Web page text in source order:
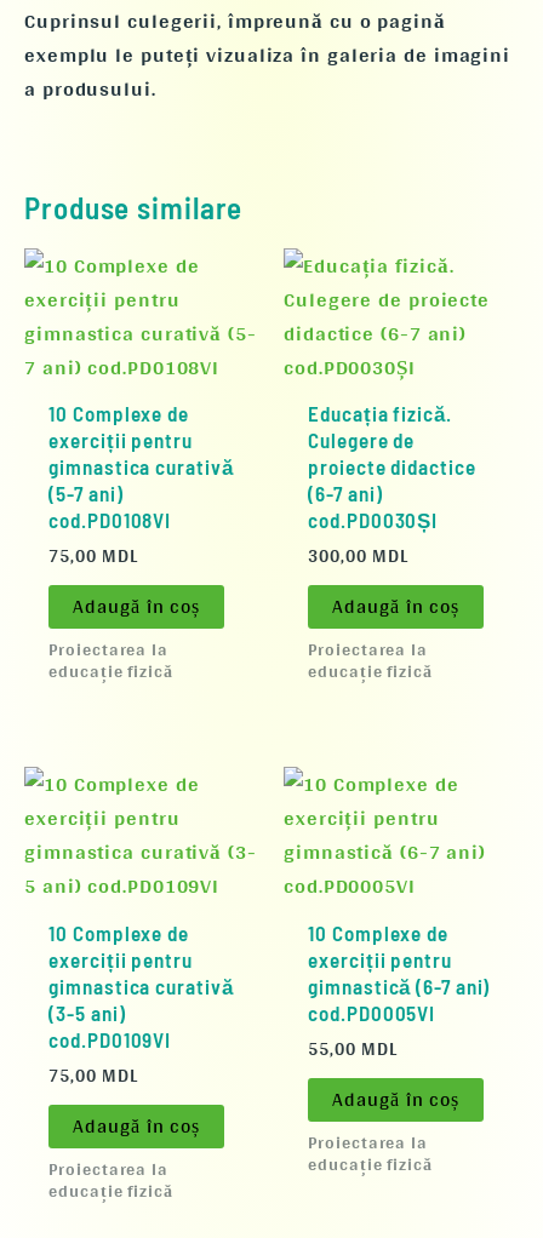
Cuprinsul culegerii, împreună cu o pagină
exemplu le puteți vizualiza în galeria de imagini
a produsului.
Produse similare
10 Complexe de
exerciții pentru
gimnastica curativă
(5-7 ani)
cod.PD0108VI
75,00 MDL
Adaugă în coș
Proiectarea la
educație fizică
Educația fizică.
Culegere de
proiecte didactice
(6-7 ani)
cod.PD0030ȘI
300,00 MDL
Adaugă în coș
Proiectarea la
educație fizică
10 Complexe de
exerciții pentru
gimnastica curativă
(3-5 ani)
cod.PD0109VI
75,00 MDL
Adaugă în coș
Proiectarea la
educație fizică
10 Complexe de
exerciții pentru
gimnastică (6-7 ani)
cod.PD0005VI
55,00 MDL
Adaugă în coș
Proiectarea la
educație fizică